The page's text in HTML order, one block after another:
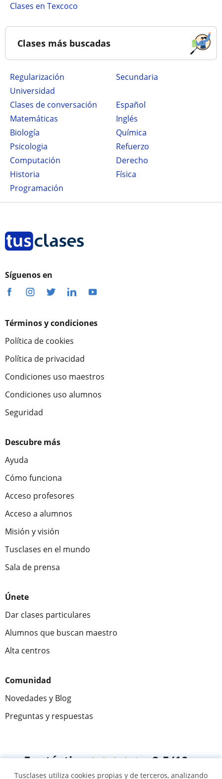
Clases en Texcoco
Clases más buscadas
Regularización
secundaria
Universidad
Clases de conversación
Español
Matemáticas
Inglés
Biología
Química
Psicologia
Refuerzo
Computación
Derecho
Historia
Física
Programación
Síguenos en
Términos y condiciones
Política de cookies
Política de privacidad
Condiciones uso maestros
Condiciones uso alumnos
Seguridad
Descubre más
Ayuda
Cómo funciona
Acceso profesores
Acceso a alumnos
Misión y visión
Tusclases en el mundo
Sala de prensa
Únete
Dar clases particulares
Alumnos que buscan maestro
Alta centros
Comunidad
Novedades y Blog
Preguntas y respuestas
Fantástica★★★★★ 9,5/10
Tusclases utiliza cookies propias y de terceros, analizando